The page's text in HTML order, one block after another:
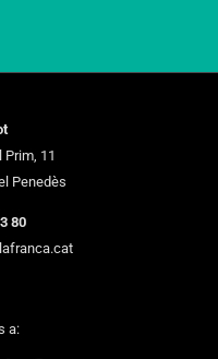
Prim, 11
Penedès
80
a: